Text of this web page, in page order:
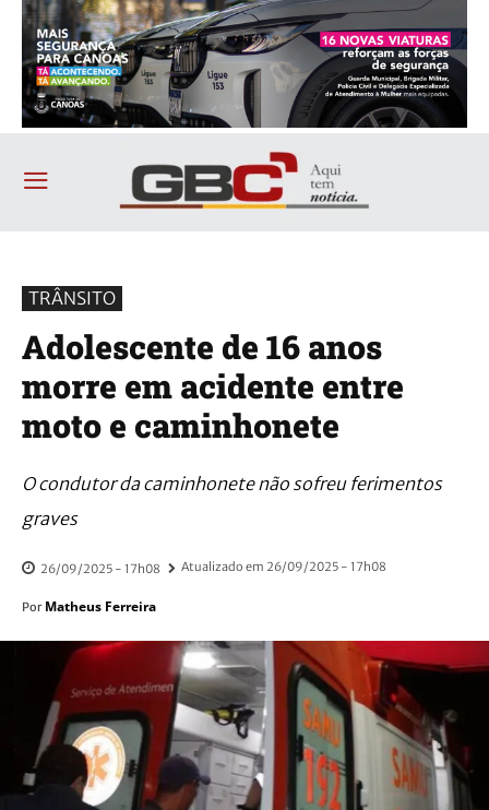
TRÂNSITO
Adolescente de 16 anos
morre em acidente entre
moto e caminhonete
O condutor da caminhonete não sofreu ferimentos
graves
26/09/2025 - 17h08 Atualizado em 26/09/2025 - 17h08
Por Matheus Ferreira